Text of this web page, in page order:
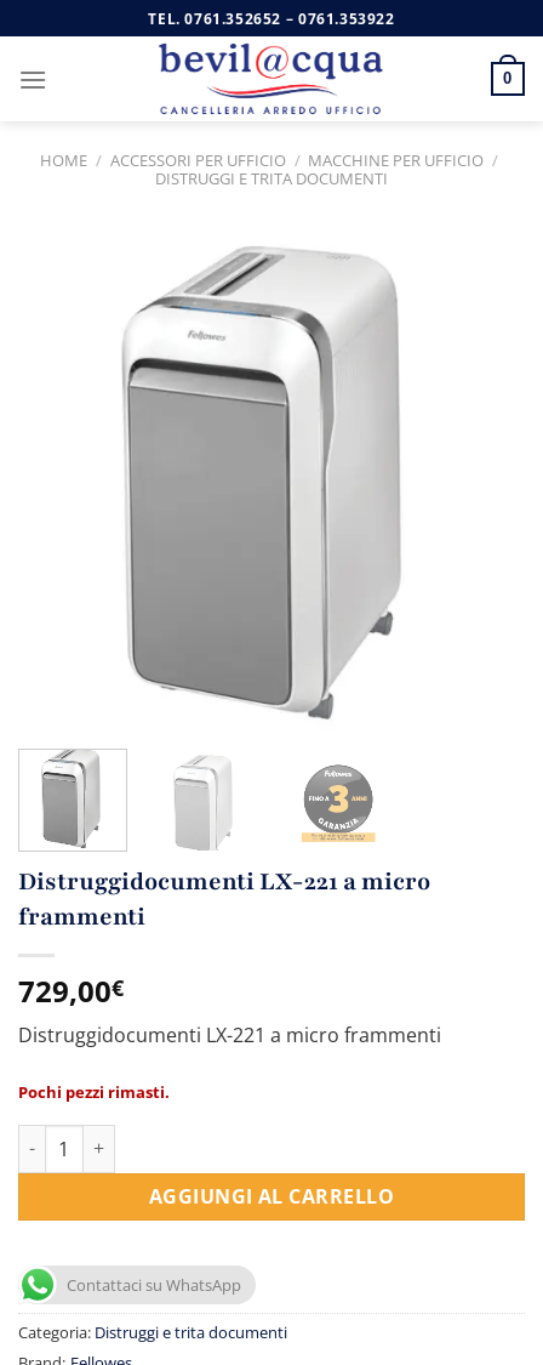
ai
contenuti
TEL.0761.352652 – 0761.353922
0
HOME / ACCESSORI PER UFFICIO / MACCHINE PER UFFICIO /
DISTRUGGI E TRITA DOCUMENTI
Distruggidocumenti LX-221 a micro
frammenti
729,00€
Distruggidocumenti LX-221 a micro frammenti
Pochi pezzi rimasti.
Distruggidocumenti LX-221 a micro frammenti quantità
AGGIUNGI AL CARRELLO
Contattaci su WhatsApp
Categoria: Distruggi e trita documenti